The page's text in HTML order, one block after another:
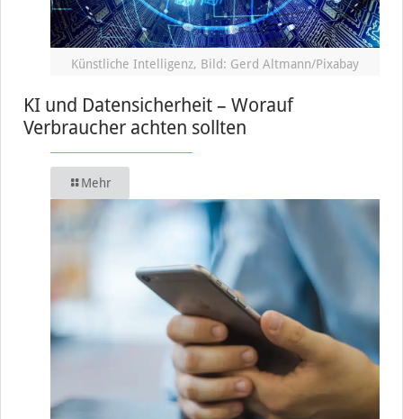
Künstliche Intelligenz, Bild: Gerd Altmann/Pixabay
KI und Datensicherheit – Worauf
Verbraucher achten sollten
Mehr